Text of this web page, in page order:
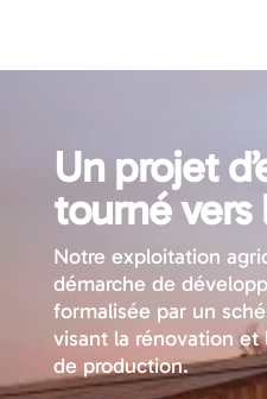
Un projet
tourné vers
Notre exploitation
démarche de
formalisée par un
visant la rénovation et
de production.